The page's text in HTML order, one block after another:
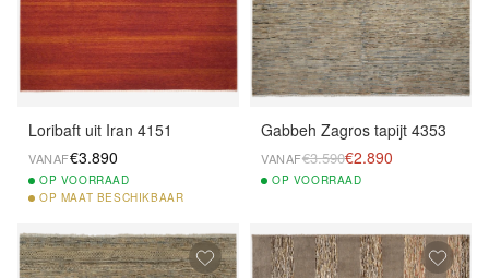
Loribaft uit Iran 4151
VANAF€3.890
OP VOORRAAD
OP MAAT BESCHIKBAAR
Gabbeh Zagros tapijt 4353
VANAF€3.590€2.890
OP VOORRAAD